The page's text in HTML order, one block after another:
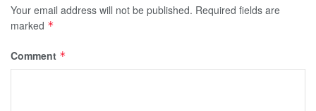
Your email address will not be published. Required fields are
marked *
Comment *